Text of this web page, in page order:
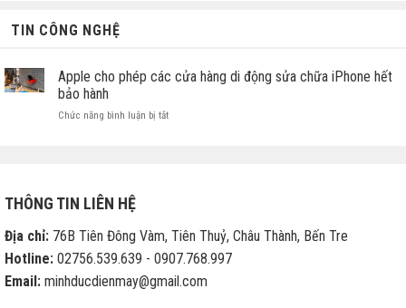
TIN CÔNG NGHỆ
Apple cho phép các cửa hàng di động sửa chữa iPhone hết
bảo hành
Chức năng bình luận bị tắtở
động
sửa
iPhone
THÔNG TIN LIÊN HỆ
Địa chỉ: 76B Tiên Đông Vàm, Tiên Thuỷ, Châu Thành, Bến Tre
Hotline: 02756.539.639 - 0907.768.997
Email: minhducdienmay@gmail.com